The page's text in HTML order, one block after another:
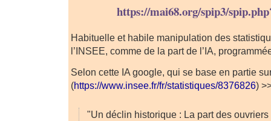
https://mai68.org/spip3/
Habituelle et habile manipulation des
l’INSEE, comme de la part de l’IA,
Selon cette IA google, qui se base en partie
(https://www.insee.fr/fr/statistiques/8376826)
"Un déclin historique : La part des ouvriers